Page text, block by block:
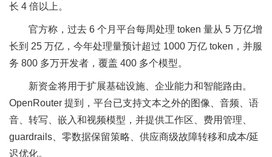
长 4 倍以上。
官方称，过去 6 个月平台每周处理 token 量从 5 万亿增
长到 25 万亿，今年处理量预计超过 1000 万亿 token，并服
务 800 多万开发者，覆盖 400 多个模型。
新资金将用于扩展基础设施、企业能力和智能路由。
OpenRouter 提到，平台已支持文本之外的图像、音频、语
音、转写、嵌入和视频模型，并提供工作区、费用管理、
guardrails、零数据保留策略、供应商级故障转移和成本/延
迟优化。